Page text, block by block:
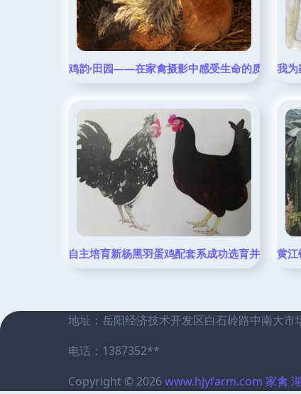
鸡韵·田园——在家禽摄影中感受生命的质朴 我为
自主培育新杨黑羽蛋鸡配套系成功选育并推广 国
黄江
地址：岳阳经济技术开发区白石岭路中南大市
电话：1387352**
Copyright © 2026www.hjyfarm.com 家禽